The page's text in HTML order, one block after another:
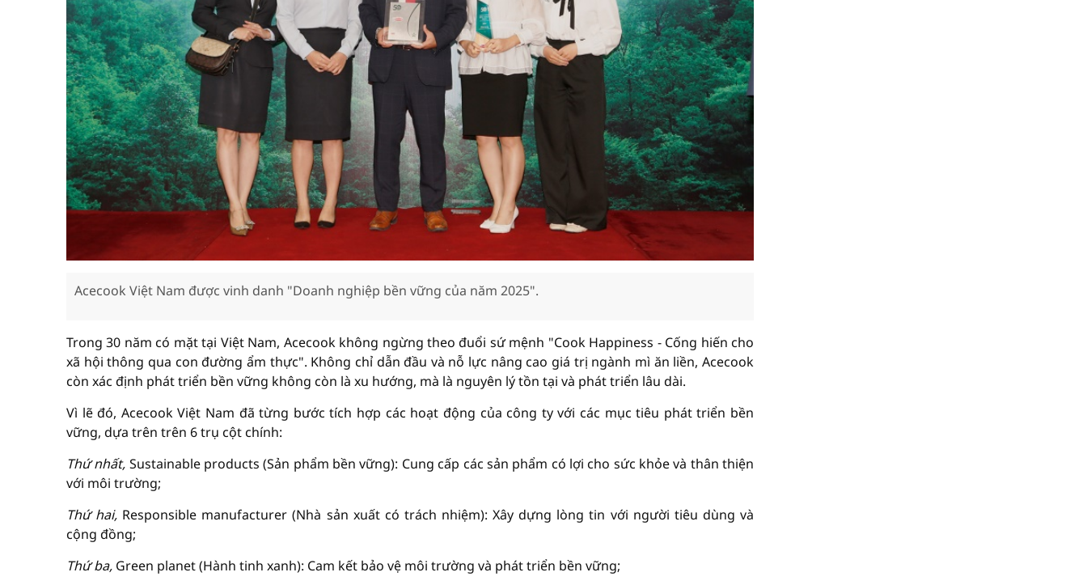
Acecook Việt Nam được vinh danh "Doanh nghiệp bền vững của năm 2025".
Trong 30 năm có mặt tại Việt Nam, Acecook không ngừng theo đuổi sứ mệnh "Cook Happiness - Cống hiến cho
xã hội thông qua con đường ẩm thực". Không chỉ dẫn đầu và nỗ lực nâng cao giá trị ngành mì ăn liền, Acecook
còn xác định phát triển bền vững không còn là xu hướng, mà là nguyên lý tồn tại và phát triển lâu dài.
Vì lẽ đó, Acecook Việt Nam đã từng bước tích hợp các hoạt động của công ty với các mục tiêu phát triển bền
vững, dựa trên trên 6 trụ cột chính:
Thứ nhất, Sustainable products (Sản phẩm bền vững): Cung cấp các sản phẩm có lợi cho sức khỏe và thân thiện
với môi trường;
Thứ hai, Responsible manufacturer (Nhà sản xuất có trách nhiệm): Xây dựng lòng tin với người tiêu dùng và
cộng đồng;
Thứ ba, Green planet (Hành tinh xanh): Cam kết bảo vệ môi trường và phát triển bền vững;